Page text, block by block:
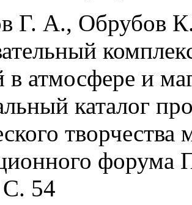
Г. А., Обрубов
в атмосфере и
каталог
форума
С. 54